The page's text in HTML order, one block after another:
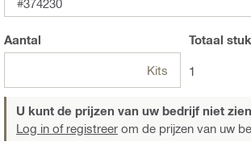
#374230
Aantal
Kits
Totaal
1
U kunt de prijzen van uw bedrijf niet zien
Log in of registreer om de prijzen van uw